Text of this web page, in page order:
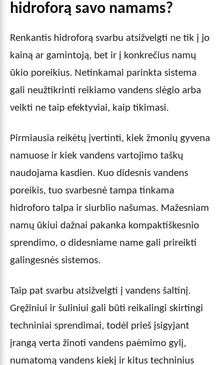
hidroforą savo namams?
Renkantis hidroforą svarbu atsižvelgti ne tik į jo
kainą ar gamintoją, bet ir į konkrečius namų
ūkio poreikius. Netinkamai parinkta sistema
gali neužtikrinti reikiamo vandens slėgio arba
veikti ne taip efektyviai, kaip tikimasi.
Pirmiausia reikėtų įvertinti, kiek žmonių gyvena
namuose ir kiek vandens vartojimo taškų
naudojama kasdien. Kuo didesnis vandens
poreikis, tuo svarbesnė tampa tinkama
hidroforo talpa ir siurblio našumas. Mažesniam
namų ūkiui dažnai pakanka kompaktiškesnio
sprendimo, o didesniame name gali prireikti
galingesnės sistemos.
Taip pat svarbu atsižvelgti į vandens šaltinį.
Gręžiniui ir šuliniui gali būti reikalingi skirtingi
techniniai sprendimai, todėl prieš įsigyjant
įrangą verta žinoti vandens paėmimo gylį,
numatomą vandens kiekį ir kitus techninius